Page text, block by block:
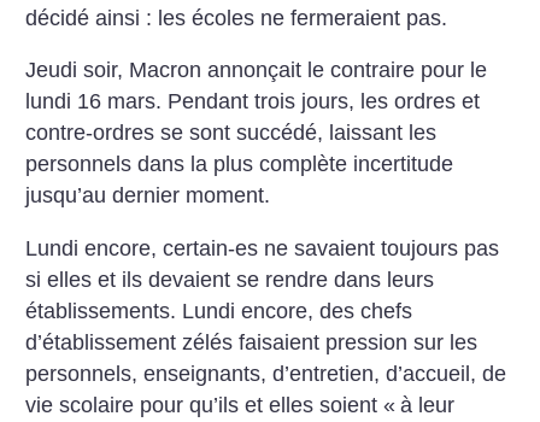
décidé ainsi : les écoles ne fermeraient pas.
Jeudi soir, Macron annonçait le contraire pour le
lundi 16 mars. Pendant trois jours, les ordres et
contre-ordres se sont succédé, laissant les
personnels dans la plus complète incertitude
jusqu’au dernier moment.
Lundi encore, certain-es ne savaient toujours pas
si elles et ils devaient se rendre dans leurs
établissements. Lundi encore, des chefs
d’établissement zélés faisaient pression sur les
personnels, enseignants, d’entretien, d’accueil, de
vie scolaire pour qu’ils et elles soient « à leur